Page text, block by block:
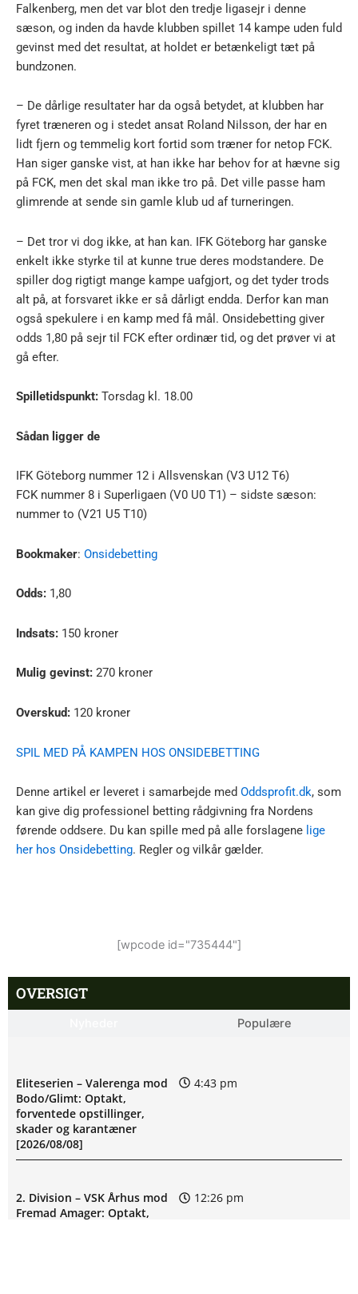
Falkenberg, men det var blot den tredje ligasejr i denne
sæson, og inden da havde klubben spillet 14 kampe uden fuld
gevinst med det resultat, at holdet er betænkeligt tæt på
bundzonen.
– De dårlige resultater har da også betydet, at klubben har
fyret træneren og i stedet ansat Roland Nilsson, der har en
lidt fjern og temmelig kort fortid som træner for netop FCK.
Han siger ganske vist, at han ikke har behov for at hævne sig
på FCK, men det skal man ikke tro på. Det ville passe ham
glimrende at sende sin gamle klub ud af turneringen.
– Det tror vi dog ikke, at han kan. IFK Göteborg har ganske
enkelt ikke styrke til at kunne true deres modstandere. De
spiller dog rigtigt mange kampe uafgjort, og det tyder trods
alt på, at forsvaret ikke er så dårligt endda. Derfor kan man
også spekulere i en kamp med få mål. Onsidebetting giver
odds 1,80 på sejr til FCK efter ordinær tid, og det prøver vi at
gå efter.
Spilletidspunkt: Torsdag kl. 18.00
Sådan ligger de
IFK Göteborg nummer 12 i Allsvenskan (V3 U12 T6)
FCK nummer 8 i Superligaen (V0 U0 T1) – sidste sæson:
nummer to (V21 U5 T10)
Bookmaker: Onsidebetting
Odds: 1,80
Indsats: 150 kroner
Mulig gevinst: 270 kroner
Overskud: 120 kroner
SPIL MED PÅ KAMPEN HOS ONSIDEBETTING
Denne artikel er leveret i samarbejde med Oddsprofit.dk, som
kan give dig professionel betting rådgivning fra Nordens
førende oddsere. Du kan spille med på alle forslagene lige
her hos Onsidebetting. Regler og vilkår gælder.
[wpcode id="735444"]
OVERSIGT
Populære
Eliteserien – Valerenga mod
Bodo/Glimt: Optakt,
forventede opstillinger,
skader og karantæner
[2026/08/08]
4:43 pm
2. Division – VSK Århus mod
Fremad Amager: Optakt,
12:26 pm